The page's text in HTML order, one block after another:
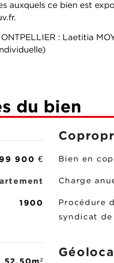
auxquels ce bien est
: Laetitia
du bien
900 €
1900
52.50m²
Bien en
Charge
Procédure
syndicat